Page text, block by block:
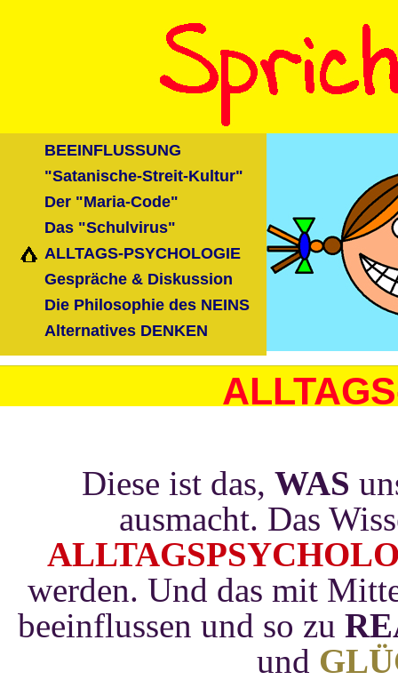
BEEINFLUSSUNG
"Satanische-Streit-Kultur"
Der "Maria-Code"
Das "Schulvirus"
ALLTAGS-PSYCHOLOGIE
Gespräche & Diskussion
Die Philosophie des NEINS
Alternatives DENKEN
Diese ist das, WAS
ausmacht. Das
werden. Und das mit
beeinflussen und so zu
und